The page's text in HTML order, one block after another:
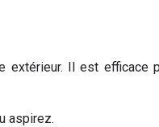
extérieur. Il est efficace
aspirez.